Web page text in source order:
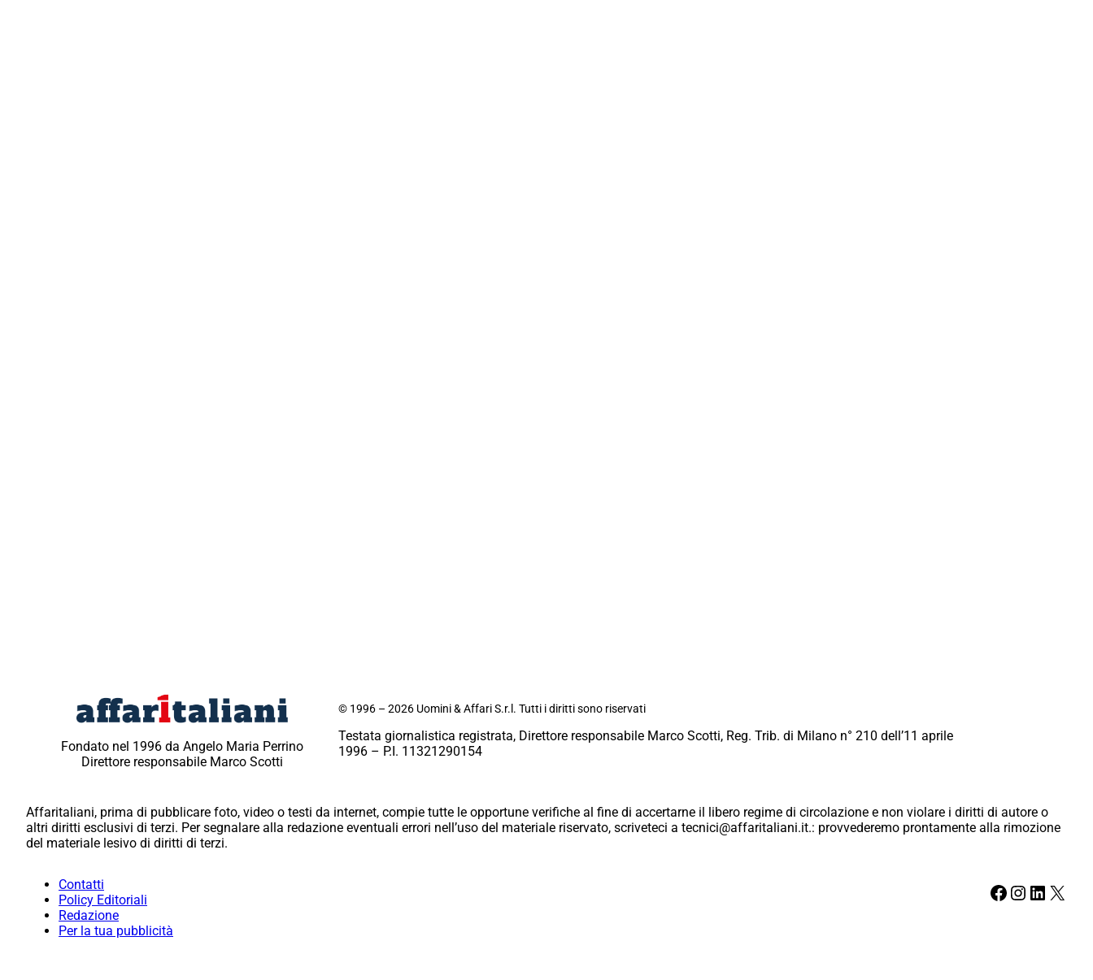
Fondato nel 1996 da Angelo Maria Perrino
Direttore responsabile Marco Scotti
© 1996 – 2026 Uomini & Affari S.r.l. Tutti i diritti sono riservati
Testata giornalistica registrata, Direttore responsabile Marco Scotti, Reg. Trib. di Milano n° 210 dell’11 aprile
1996 – P.I. 11321290154
Affaritaliani, prima di pubblicare foto, video o testi da internet, compie tutte le opportune verifiche al fine di accertarne il libero regime di circolazione e non violare i diritti di autore o
altri diritti esclusivi di terzi. Per segnalare alla redazione eventuali errori nell’uso del materiale riservato, scriveteci a tecnici@affaritaliani.it.: provvederemo prontamente alla rimozione
del materiale lesivo di diritti di terzi.
Contatti
Policy Editoriali
Redazione
Per la tua pubblicità
Facebook Instagram LinkedIn X